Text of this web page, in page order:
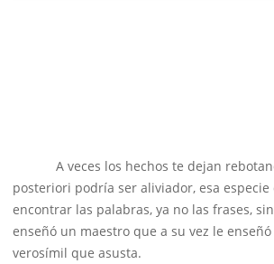
A veces los hechos te dejan
posteriori podría ser aliviador, esa
encontrar las palabras, ya no las frases,
enseñó un maestro que a su vez le
verosímil que asusta.